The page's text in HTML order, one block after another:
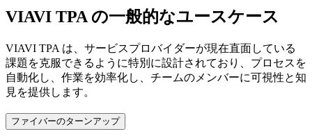
VIAVI TPA の一般的なユースケース
VIAVI TPA は、サービスプロバイダーが現在直面している
課題を克服できるように特別に設計されており、プロセスを
自動化し、作業を効率化し、チームのメンバーに可視性と知
見を提供します。
ファイバーのターンアップ